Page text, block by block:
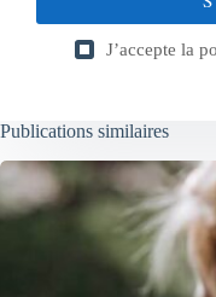
J’accepte la
Publications similaires